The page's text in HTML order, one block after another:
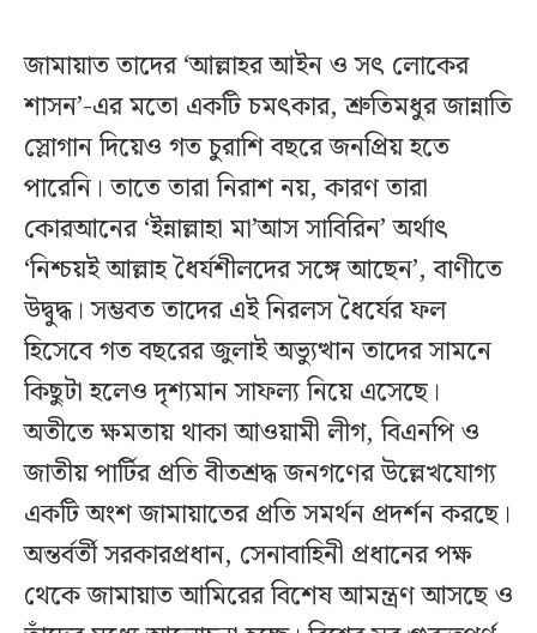
জামায়াত তাদের ‘আল্লাহর আইন ও সৎ লোকের
শাসন’-এর মতো একটি চমৎকার, শ্রুতিমধুর জান্নাতি
স্লোগান দিয়েও গত চুরাশি বছরে জনপ্রিয় হতে
পারেনি। তাতে তারা নিরাশ নয়, কারণ তারা
কোরআনের ‘ইন্নাল্লাহা মা’আস সাবিরিন’ অর্থাৎ
‘নিশ্চয়ই আল্লাহ ধৈর্যশীলদের সঙ্গে আছেন’, বাণীতে
উদ্বুদ্ধ। সম্ভবত তাদের এই নিরলস ধৈর্যের ফল
হিসেবে গত বছরের জুলাই অভ্যুত্থান তাদের সামনে
কিছুটা হলেও দৃশ্যমান সাফল্য নিয়ে এসেছে।
অতীতে ক্ষমতায় থাকা আওয়ামী লীগ, বিএনপি ও
জাতীয় পার্টির প্রতি বীতশ্রদ্ধ জনগণের উল্লেখযোগ্য
একটি অংশ জামায়াতের প্রতি সমর্থন প্রদর্শন করছে।
অন্তর্বর্তী সরকারপ্রধান, সেনাবাহিনী প্রধানের পক্ষ
থেকে জামায়াত আমিরের বিশেষ আমন্ত্রণ আসছে ও